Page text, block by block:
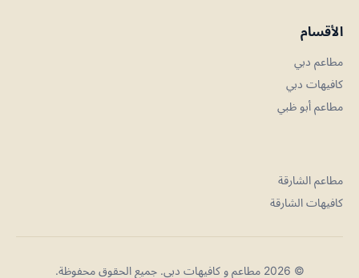
الأقسام
مطاعم دبي
كافيهات دبي
مطاعم أبو ظبي
مطاعم الشارقة
كافيهات الشارقة
© 2026 مطاعم و كافيهات دبي. جميع الحقوق محفوظة.